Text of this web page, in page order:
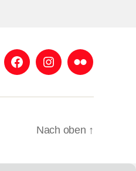
FacebookInstagram
Flickr
Nach oben ↑